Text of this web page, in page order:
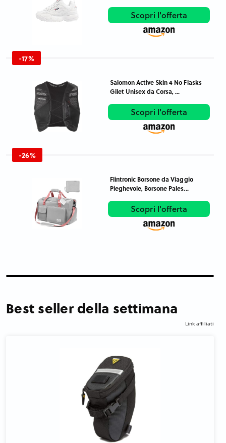
Scopri l'offerta
-17%
Salomon Active Skin 4 No Flasks
Gilet Unisex da Corsa, ...
Scopri l'offerta
-26%
Flintronic Borsone da Viaggio
Pieghevole, Borsone Pales...
Scopri l'offerta
Best seller della settimana
Link affiliati